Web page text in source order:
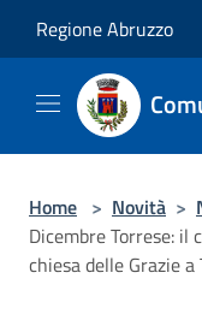
Regione Abruzzo
Home > Novità >
Dicembre Torrese:
chiesa delle Grazie a